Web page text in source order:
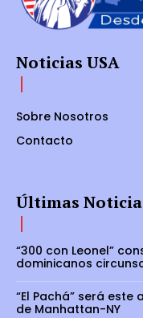
Noticias USA
Sobre Nosotros
Contacto
Últimas
“300 con Leonel”
dominicanos
“El Pachá” será este
de Manhattan-NY